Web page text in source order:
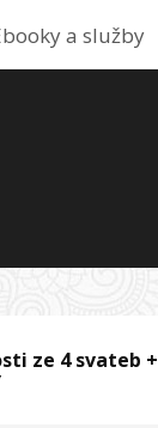
a služby
ze 4 svateb +